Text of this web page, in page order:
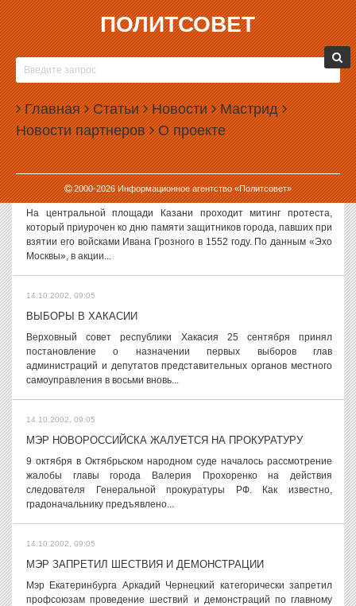
ПОЛИТСОВЕТ
Главная Статьи Новости Мастрид
Новости партнеров О проекте
2000-2026Информационное агентство «Политсовет»
14.10.2002, 09:05
ЮРИЙ САВЕНКО БОЛЬШЕ НЕ ДЕПУТАТ
Отказаться от депутатского кресла мэра Калининграда вынуждает
российское законодательство. Юрий Савенко написал заявление
о сложении с себя полномочий регионального парламентария
еще 8 октября....
14.10.2002, 09:05
МИТИНГ ТАТАРСКИХ НАЦИОНАЛИСТОВ
На центральной площади Казани проходит митинг протеста,
который приурочен ко дню памяти защитников города, павших при
взятии его войсками Ивана Грозного в 1552 году. По данным «Эхо
Москвы», в акции...
14.10.2002, 09:05
ВЫБОРЫ В ХАКАСИИ
Верховный совет республики Хакасия 25 сентября принял
постановление о назначении первых выборов глав
администраций и депутатов представительных органов местного
самоуправления в восьми вновь...
14.10.2002, 09:05
МЭР НОВОРОССИЙСКА ЖАЛУЕТСЯ НА ПРОКУРАТУРУ
9 октября в Октябрьском народном суде началось рассмотрение
жалобы главы города Валерия Прохоренко на действия
следователя Генеральной прокуратуры РФ. Как известно,
градоначальнику предъявлено...
14.10.2002, 09:05
МЭР ЗАПРЕТИЛ ШЕСТВИЯ И ДЕМОНСТРАЦИИ
Мэр Екатеринбурга Аркадий Чернецкий категорически запретил
профсоюзам проведение шествий и демонстраций по главному